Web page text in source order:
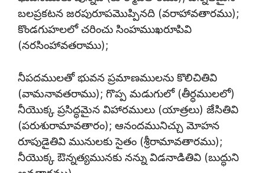
బలప్రకటన జరపురూపమొప్పినది (వరాహావతారము);
కొండగుహలలో చరించు సింహముఖరూపివి
(నరసింహావతరాము);
నీపదములతో భువన ప్రమాణములను కొలిచితివి
(వామనావతరాము); గొప్ప మడుగులో (తీర్ధములలో)
నీయొక్క ప్రసిద్ధమైన విహారములు (యాత్రలు) జేసితివి
(పరుశురామావతారం); ఆనందమునిచ్చు మోహన
రూపుడైతివి మునులకు సైతం (శ్రీరామావతారము);
నీయొక్క ఔన్నత్యమునకు నన్ను విడనాడితివి (బుద్ధుని